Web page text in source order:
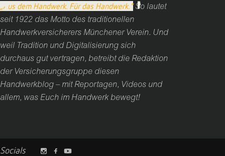
„Aus dem Handwerk. Für das Handwerk.“So lautet
seit 1922 das Motto des traditionellen
Handwerkversicherers Münchener Verein. Und
weil Tradition und Digitalisierung sich
durchaus gut vertragen, betreibt die Redaktion
der Versicherungsgruppe diesen
Handwerkblog – mit Reportagen, Videos und
allem, was Euch im Handwerk bewegt!
Socials